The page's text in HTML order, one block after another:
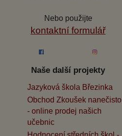
Nebo použijte
kontaktní formulář
Naše další projekty
Jazyková škola Březinka
Obchod Zkoušek nanečisto
- online prodej našich
učebnic